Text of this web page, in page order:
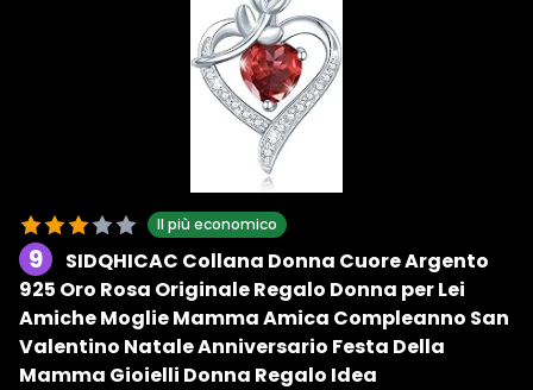
Il più economico
9
SIDQHICAC Collana Donna Cuore Argento
925 Oro Rosa Originale Regalo Donna per Lei
Amiche Moglie Mamma Amica Compleanno San
Valentino Natale Anniversario Festa Della
Mamma Gioielli Donna Regalo Idea